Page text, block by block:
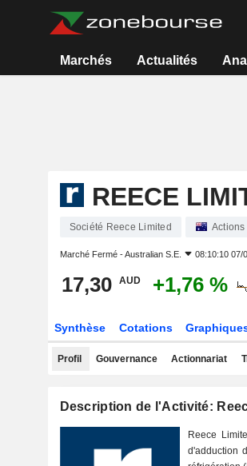
Marchés Actualités
REECE
Société Reece Limited Actions
Marché Fermé -Australian S.E. 08:10:10 07/
17,30 AUD +1,76 %
Synthèse Cotations
Profil Gouvernance Actionnariat
Description de l'Activité:
Reece
d'adduction